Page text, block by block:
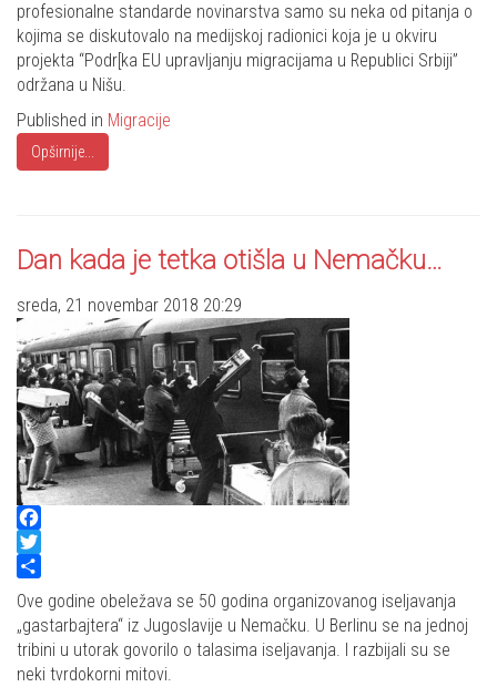
profesionalne standarde novinarstva samo su neka od pitanja o
kojima se diskutovalo na medijskoj radionici koja je u okviru
projekta “Podr[ka EU upravljanju migracijama u Republici Srbiji”
održana u Nišu.
Published in Migracije
Opširnije...
Dan kada je tetka otišla u Nemačku…
sreda, 21 novembar 2018 20:29
Facebook
Twitter
Share
Ove godine obeležava se 50 godina organizovanog iseljavanja
„gastarbajtera“ iz Jugoslavije u Nemačku. U Berlinu se na jednoj
tribini u utorak govorilo o talasima iseljavanja. I razbijali su se
neki tvrdokorni mitovi.